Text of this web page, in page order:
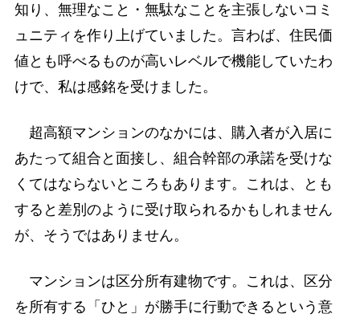
知り、無理なこと・無駄なことを主張しないコミ
ュニティを作り上げていました。言わば、住民価
値とも呼べるものが高いレベルで機能していたわ
けで、私は感銘を受けました。
超高額マンションのなかには、購入者が入居に
あたって組合と面接し、組合幹部の承諾を受けな
くてはならないところもあります。これは、とも
すると差別のように受け取られるかもしれません
が、そうではありません。
マンションは区分所有建物です。これは、区分
を所有する「ひと」が勝手に行動できるという意